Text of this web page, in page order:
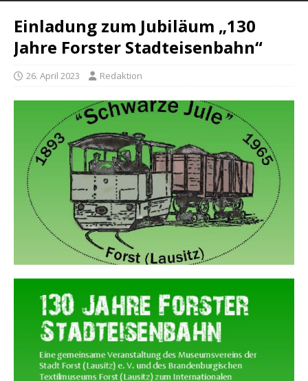
Einladung zum Jubiläum „130
Jahre Forster Stadteisenbahn“
26. April 2023 Redaktion